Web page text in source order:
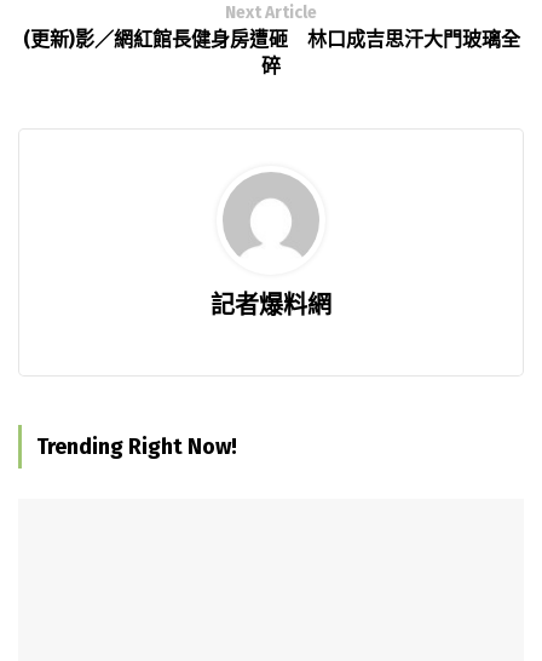
Next Article
(更新)影／網紅館長健身房遭砸 林口成吉思汗大門玻璃全
碎
記者爆料網
Trending Right Now!